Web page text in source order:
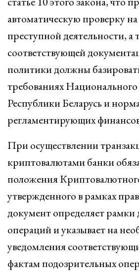
автоматическую проверку
преступной деятельности, а
соответствующей
политики должны
требованиях
Республики Беларусь и
регламентирующих
При осуществлении
криптовалютами банки
положения
утвержденного в рамках
документ определяет
операций и указывает на
уведомления
фактам подозрительных